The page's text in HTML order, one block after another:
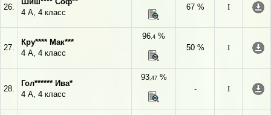
26.
4 А, 4 класс
67 %
I
27.
Кру**** Мак***
4 А, 4 класс
96,4 %
50 %
I
28.
Гол****** Ива*
4 А, 4 класс
93,47%
-
I